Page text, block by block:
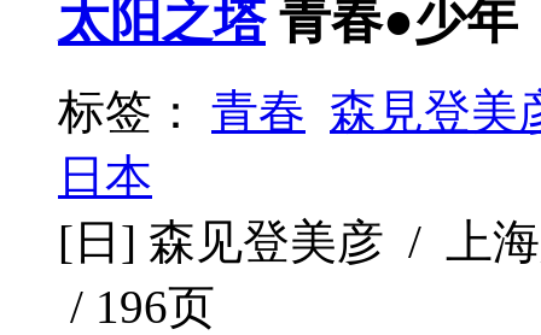
太阳之塔 青春●少年
标签： 青春 森見登美
日本
[日] 森见登美彦 / 上
/ 196页